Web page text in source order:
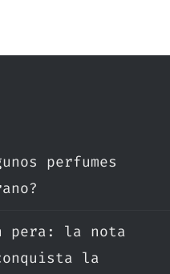
perfumes
pera: la nota
la